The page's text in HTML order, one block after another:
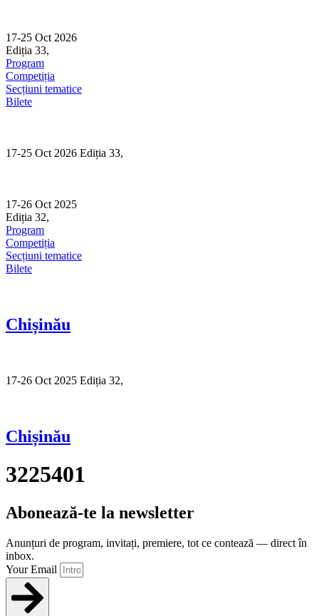
content
17-25 Oct 2026
Ediția 33,
Program
Competiția
Secțiuni tematice
Bilete
17-25 Oct 2026 Ediția 33,
17-26 Oct 2025
Ediția 32,
Program
Competiția
Secțiuni tematice
Bilete
Chișinău
17-26 Oct 2025 Ediția 32,
Chișinău
3225401
Abonează-te la newsletter
Anunțuri de program, invitați, premiere, tot ce contează — direct în
inbox.
Your Email